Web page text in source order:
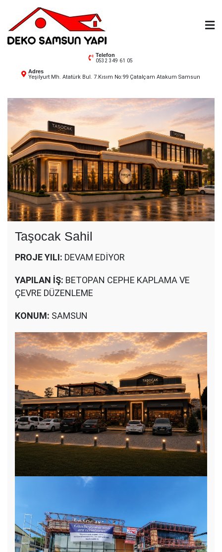
content
Deko Samsun
Telefon
0532 349 61 05
Adres
Yeşilyurt Mh. Atatürk Bul. 7.Kısım No:99 Çatalçam Atakum Samsun
Taşocak Sahil
PROJE YILI: DEVAM EDİYOR
YAPILAN İŞ: BETOPAN CEPHE KAPLAMA VE
ÇEVRE DÜZENLEME
KONUM: SAMSUN